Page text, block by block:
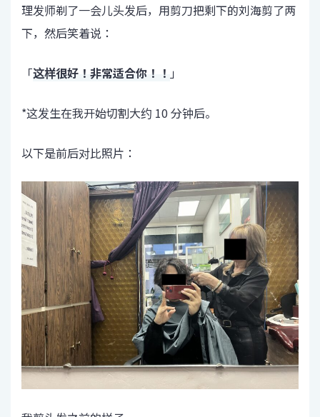
理发师剃了一会儿头发后，用剪刀把剩下的刘海剪了两
下，然后笑着说：
「这样很好！非常适合你！！ 」
*这发生在我开始切割大约 10 分钟后。
以下是前后对比照片：